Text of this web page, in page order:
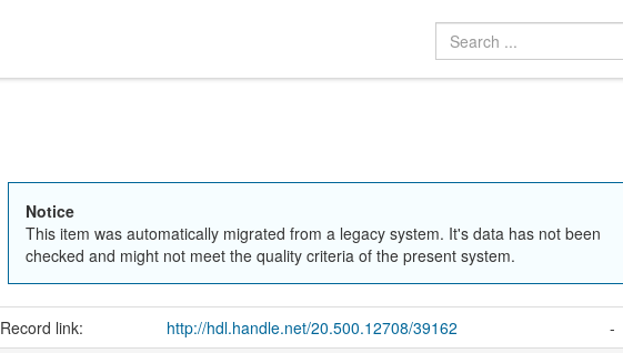
Notice
This item was automatically migrated from a legacy system. It's data has not been
checked and might not meet the quality criteria of the present system.
Record link: http://hdl.handle.net/20.500.12708/39162
-